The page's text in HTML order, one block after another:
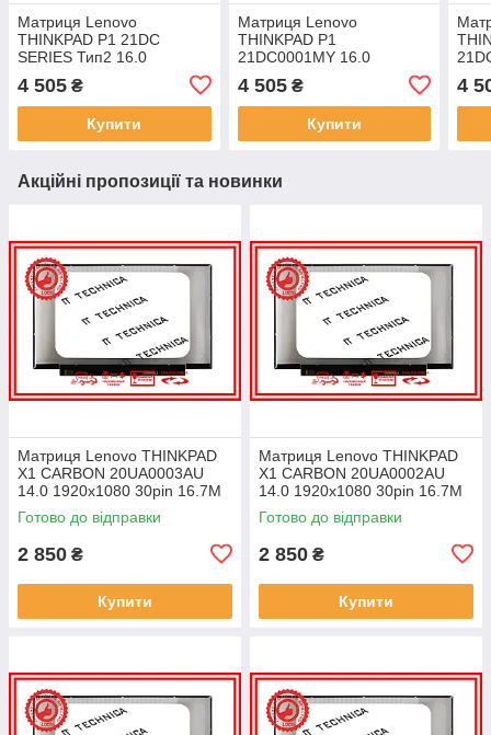
Матриця Lenovo
THINKPAD P1 21DC
SERIES Тип2 16.0
100% sRGB 500 cd/m² для
ноутбука
4 505 ₴
Купити
Матриця Lenovo
THINKPAD P1
21DC0001MY 16.0
100% sRGB 500 cd/m² для
ноутбука
4 505₴
Купити
4
Акційні пропозиції та новинки
Матриця Lenovo THINKPAD
X1 CARBON 20UA0003AU
14.0 1920x1080 30pin 16.7M
45% NTSC 300 cd/m² для
ноутбука
Готово до відправки
2 850 ₴
Купити
Матриця Lenovo THINKPAD
X1 CARBON 20UA0002AU
14.0 1920x1080 30pin 16.7M
45% NTSC 300 cd/m² для
ноутбука
Готово до відправки
2 850 ₴
Купити